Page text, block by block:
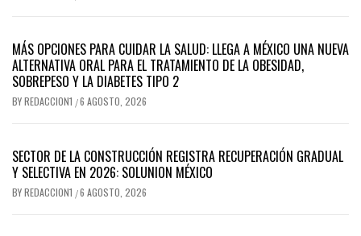
MÁS OPCIONES PARA CUIDAR LA SALUD: LLEGA A MÉXICO UNA NUEVA
ALTERNATIVA ORAL PARA EL TRATAMIENTO DE LA OBESIDAD,
SOBREPESO Y LA DIABETES TIPO 2
BYREDACCION1 /6 AGOSTO, 2026
SECTOR DE LA CONSTRUCCIÓN REGISTRA RECUPERACIÓN GRADUAL
Y SELECTIVA EN 2026: SOLUNION MÉXICO
BYREDACCION1 /6 AGOSTO, 2026